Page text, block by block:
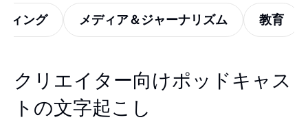
ィング メディア＆ジャーナリズム 教育
ポッドキャスター＆ク
クリエイター向けポッドキャス
トの文字起こし